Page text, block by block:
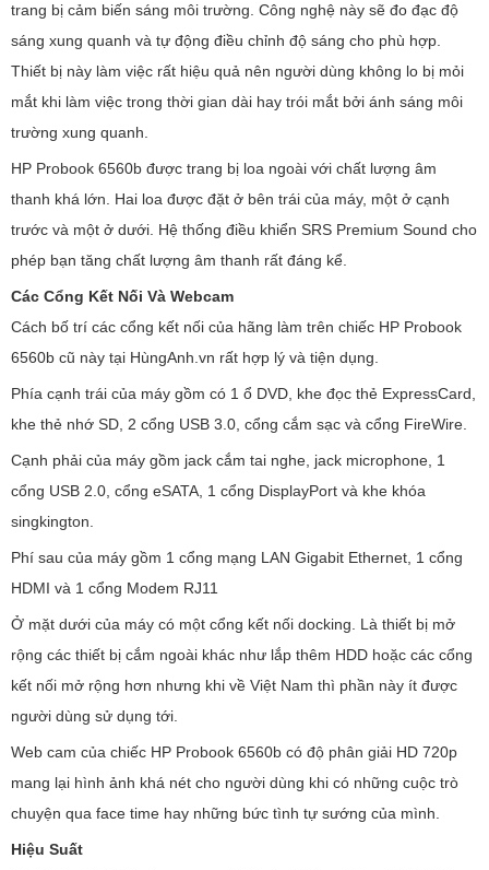
trang bị cảm biến sáng môi trường. Công nghệ này sẽ đo đạc độ
sáng xung quanh và tự động điều chỉnh độ sáng cho phù hợp.
Thiết bị này làm việc rất hiệu quả nên người dùng không lo bị mỏi
mắt khi làm việc trong thời gian dài hay trói mắt bởi ánh sáng môi
trường xung quanh.
HP Probook 6560b được trang bị loa ngoài với chất lượng âm
thanh khá lớn. Hai loa được đặt ở bên trái của máy, một ở cạnh
trước và một ở dưới. Hệ thống điều khiển SRS Premium Sound cho
phép bạn tăng chất lượng âm thanh rất đáng kể.
Các Cổng Kết Nối Và Webcam
Cách bố trí các cổng kết nối của hãng làm trên chiếc HP Probook
6560b cũ này tại HùngAnh.vn rất hợp lý và tiện dụng.
Phía cạnh trái của máy gồm có 1 ổ DVD, khe đọc thẻ ExpressCard,
khe thẻ nhớ SD, 2 cổng USB 3.0, cổng cắm sạc và cổng FireWire.
Cạnh phải của máy gồm jack cắm tai nghe, jack microphone, 1
cổng USB 2.0, cổng eSATA, 1 cổng DisplayPort và khe khóa
singkington.
Phí sau của máy gồm 1 cổng mạng LAN Gigabit Ethernet, 1 cổng
HDMI và 1 cổng Modem RJ11
Ở mặt dưới của máy có một cổng kết nối docking. Là thiết bị mở
rộng các thiết bị cắm ngoài khác như lắp thêm HDD hoặc các cổng
kết nối mở rộng hơn nhưng khi về Việt Nam thì phần này ít được
người dùng sử dụng tới.
Web cam của chiếc HP Probook 6560b có độ phân giải HD 720p
mang lại hình ảnh khá nét cho người dùng khi có những cuộc trò
chuyện qua face time hay những bức tình tự sướng của mình.
Hiệu Suất